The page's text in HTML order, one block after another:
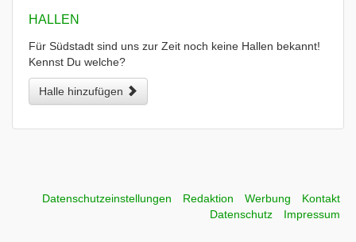
HALLEN
Für Südstadt sind uns zur Zeit noch keine Hallen bekannt!
Kennst Du welche?
Halle hinzufügen
Datenschutzeinstellungen Redaktion Werbung
Kontakt
Datenschutz
Impressum